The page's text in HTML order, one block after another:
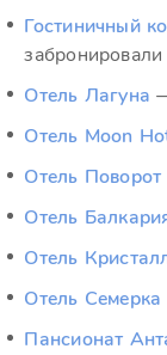
Гостиничный
Отель Лагуна
Отель Moon
Отель Поворот
Отель
Отель
Отель Семерка
Пансионат